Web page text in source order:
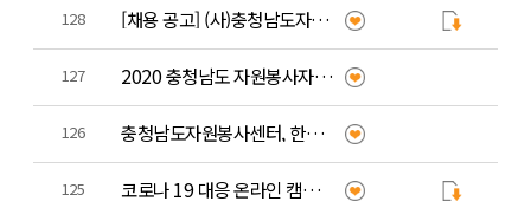
128 [채용 공고] (사)충청남도자원봉사센터 전산,재난코디네이터 채용 공고
127 2020 충청남도 자원봉사자의 날 기념식(온라인으로 변경)
126 충청남도자원봉사센터, 한우‧한돈협회로부터 받은 현물 배분
125 코로나 19 대응 온라인 캠페인 "안녕! 함께할게"